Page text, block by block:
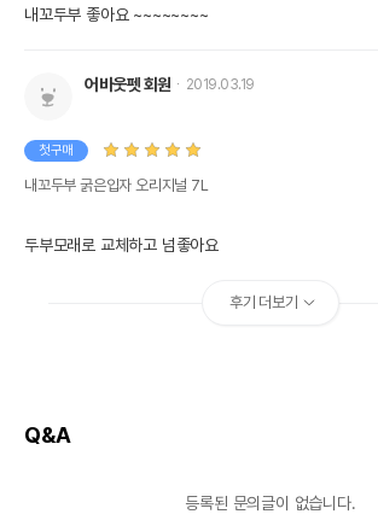
내꼬두부 좋아요 ~~~~~~~~
어바웃펫 회원 2019.03.19
첫구매
내꼬두부 굵은입자 오리지널 7L
두부모래로 교체하고 넘좋아요
후기 더보기
Q&A
등록된 문의글이 없습니다.